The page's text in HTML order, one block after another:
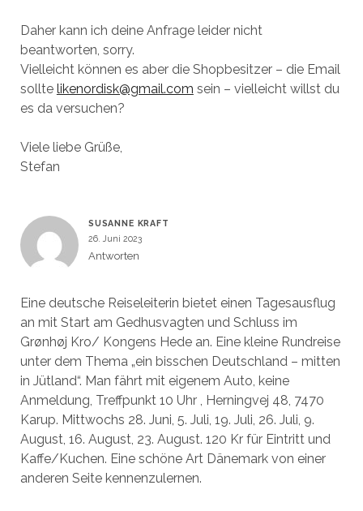
Daher kann ich deine Anfrage leider nicht
beantworten, sorry.
Vielleicht können es aber die Shopbesitzer – die Email
sollte likenordisk@gmail.com sein – vielleicht willst du
es da versuchen?
Viele liebe Grüße,
Stefan
SUSANNE KRAFT
26. Juni 2023
Antworten
Eine deutsche Reiseleiterin bietet einen Tagesausflug
an mit Start am Gedhusvagten und Schluss im
Grønhøj Kro/ Kongens Hede an. Eine kleine Rundreise
unter dem Thema „ein bisschen Deutschland – mitten
in Jütland“. Man fährt mit eigenem Auto, keine
Anmeldung, Treffpunkt 10 Uhr , Herningvej 48, 7470
Karup. Mittwochs 28. Juni, 5. Juli, 19. Juli, 26. Juli, 9.
August, 16. August, 23. August. 120 Kr für Eintritt und
Kaffe/Kuchen. Eine schöne Art Dänemark von einer
anderen Seite kennenzulernen.